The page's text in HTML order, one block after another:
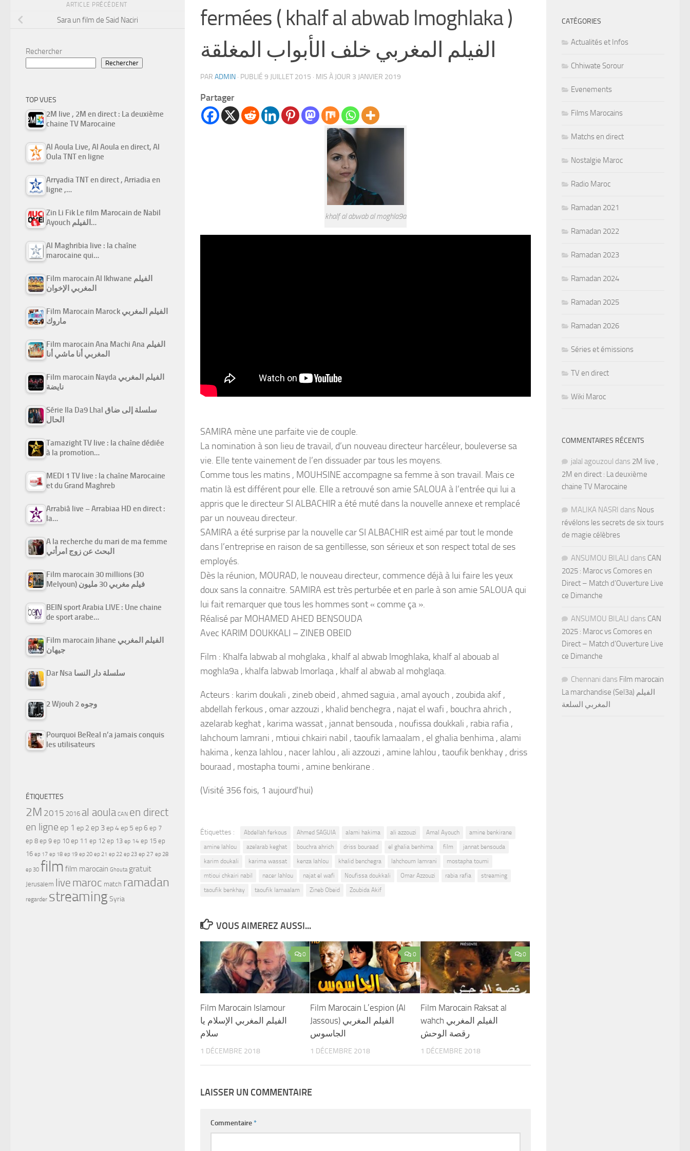
fermées ( khalf al abwab lmoghlaka )
الفيلم المغربي خلف الأبواب المغلقة
PAR ADMIN · PUBLIÉ 9 JUILLET 2015 · MIS À JOUR 3 JANVIER 2019
Partager
khalf al abwab al moghla9a
SAMIRA mène une parfaite vie de couple.
La nomination à son lieu de travail, d’un nouveau directeur harcéleur, bouleverse sa
vie. Elle tente vainement de l’en dissuader par tous les moyens.
Comme tous les matins , MOUHSINE accompagne sa femme à son travail. Mais ce
matin là est différent pour elle. Elle a retrouvé son amie SALOUA à l’entrée qui lui a
appris que le directeur SI ALBACHIR a été muté dans la nouvelle annexe et remplacé
par un nouveau directeur.
SAMIRA a été surprise par la nouvelle car SI ALBACHIR est aimé par tout le monde
dans l’entreprise en raison de sa gentillesse, son sérieux et son respect total de ses
employés.
Dès la réunion, MOURAD, le nouveau directeur, commence déjà à lui faire les yeux
doux sans la connaitre. SAMIRA est très perturbée et en parle à son amie SALOUA qui
lui fait remarquer que tous les hommes sont « comme ça ».
Réalisé par MOHAMED AHED BENSOUDA
Avec KARIM DOUKKALI – ZINEB OBEID
Film : Khalfa labwab al mohglaka , khalf al abwab lmoghlaka, khalf al abouab al
moghla9a , khalfa labwab lmorlaqa , khalf al abwab al mohglaqa.
Acteurs : karim doukali , zineb obeid , ahmed saguia , amal ayouch , zoubida akif ,
abdellah ferkous , omar azzouzi , khalid benchegra , najat el wafi , bouchra ahrich ,
azelarab keghat , karima wassat , jannat bensouda , noufissa doukkali , rabia rafia ,
lahchoum lamrani , mtioui chkairi nabil , taoufik lamaalam , el ghalia benhima , alami
hakima , kenza lahlou , nacer lahlou , ali azzouzi , amine lahlou , taoufik benkhay , driss
bouraad , mostapha toumi , amine benkirane .
(Visité 356 fois, 1 aujourd'hui)
Étiquettes : Abdellah ferkous Ahmed SAGUIA alami hakima ali azzouzi Amal Ayouch
amine benkirane
amine lahlou
azelarab keghat bouchra ahrich driss bouraad el ghalia benhima film
jannat bensouda
karim doukali
karima wassat kenza lahlou khalid benchegra lahchoum lamrani
mostapha toumi
mtioui chkairi nabil
nacer lahlou najat el wafi Noufissa doukkali Omar Azzouzi rabia rafia
streaming
taoufik benkhay
taoufik lamaalam Zineb Obeid Zoubida Akif
VOUS AIMEREZ AUSSI...
0
Film Marocain Islamour
الفيلم المغربي الإسلام يا
سلام
1 DÉCEMBRE 2018
0
Film Marocain L’espion (Al
Jassous) الفيلم المغربي
الجاسوس
1 DÉCEMBRE 2018
0
Film Marocain Raksat al
wahch الفيلم المغربي
رقصة الوحش
1 DÉCEMBRE 2018
LAISSER UN COMMENTAIRE
Commentaire*
ARTICLE PRÉCÉDENT
Sara un film de Said Naciri
Rechercher
Rechercher
TOP VUES
2M live , 2M en direct : La deuxième
chaine TV Marocaine
Al Aoula Live, Al Aoula en direct, Al
Oula TNT en ligne
Arryadia TNT en direct , Arriadia en
ligne ,…
Zin Li Fik Le film Marocain de Nabil
Ayouch الفيلم…
Al Maghribia live : la chaîne
marocaine qui…
Film marocain Al Ikhwane الفيلم
المغربي الإخوان
Film Marocain Marock الفيلم المغربي
ماروك
Film marocain Ana Machi Ana الفيلم
المغربي أنا ماشي أنا
Film marocain Nayda الفيلم المغربي
نايضة
Série Ila Da9 Lhal سلسلة إلى ضاق
الحال
Tamazight TV live : la chaîne dédiée
à la promotion…
MEDI 1 TV live : la chaîne Marocaine
et du Grand Maghreb
Arrabiâ live – Arrabiaa HD en direct :
la…
A la recherche du mari de ma femme
البحث عن زوج امرأتي
Film marocain 30 millions (30
Melyoun) فيلم مغربي 30 مليون
BEIN sport Arabia LIVE : Une chaine
de sport arabe…
Film marocain Jihane الفيلم المغربي
جيهان
Dar Nsa سلسلة دار النسا
2 Wjouh 2 وجوه
Pourquoi BeReal n’a jamais conquis
les utilisateurs
ÉTIQUETTES
2M 2015 2016 al aoula CAN en direct
en ligne ep 1 ep 2 ep 3ep 4ep 5 ep 6 ep 7
ep 8 ep 9 ep 10 ep 11 ep 12 ep 13 ep 14 ep 15 ep
16 ep 17 ep 18 ep 19 ep 20 ep 21 ep 22 ep 23 ep 27 ep 28
ep 30 film film marocain Ghouta gratuit
Jerusalem live maroc match ramadan
regarder streamingSyria
CATÉGORIES
Actualités et Infos
Chhiwate Sorour
Evenements
Films Marocains
Matchs en direct
Nostalgie Maroc
Radio Maroc
Ramadan 2021
Ramadan 2022
Ramadan 2023
Ramadan 2024
Ramadan 2025
Ramadan 2026
Séries et émissions
TV en direct
Wiki Maroc
COMMENTAIRES RÉCENTS
jalal agouzoul dans 2M live ,
2M en direct : La deuxième
chaine TV Marocaine
MALIKA NASRI dans Nous
révélons les secrets de six tours
de magie célèbres
ANSUMOU BILALI dans CAN
2025 : Maroc vs Comores en
Direct – Match d’Ouverture Live
ce Dimanche
ANSUMOU BILALI dans CAN
2025 : Maroc vs Comores en
Direct – Match d’Ouverture Live
ce Dimanche
Chennani dans Film marocain
La marchandise (Sel3a) الفيلم
المغربي السلعة